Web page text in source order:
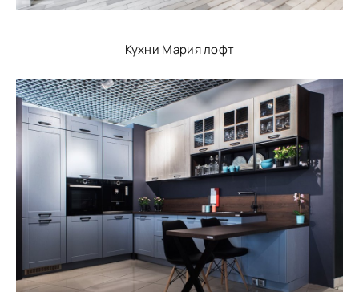
Кухни Мария лофт